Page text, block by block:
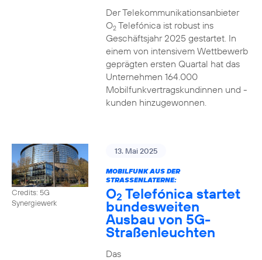
Der Telekommunikationsanbieter
O2Telefónica ist robust ins
Geschäftsjahr 2025 gestartet. In
einem von intensivem Wettbewerb
geprägten ersten Quartal hat das
Unternehmen 164.000
Mobilfunkvertragskundinnen und -
kunden hinzugewonnen.
Credits: 5G
Synergiewerk
13. Mai 2025
MOBILFUNK AUS DER
STRASSENLATERNE:
O2 Telefónica startet
bundesweiten
Ausbau von 5G-
Straßenleuchten
Das